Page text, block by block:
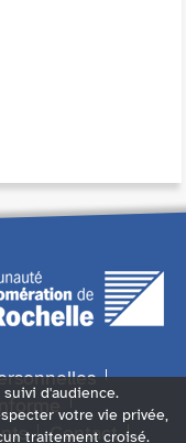
Contact
d'audience.
votre vie privée,
traitement croisé.